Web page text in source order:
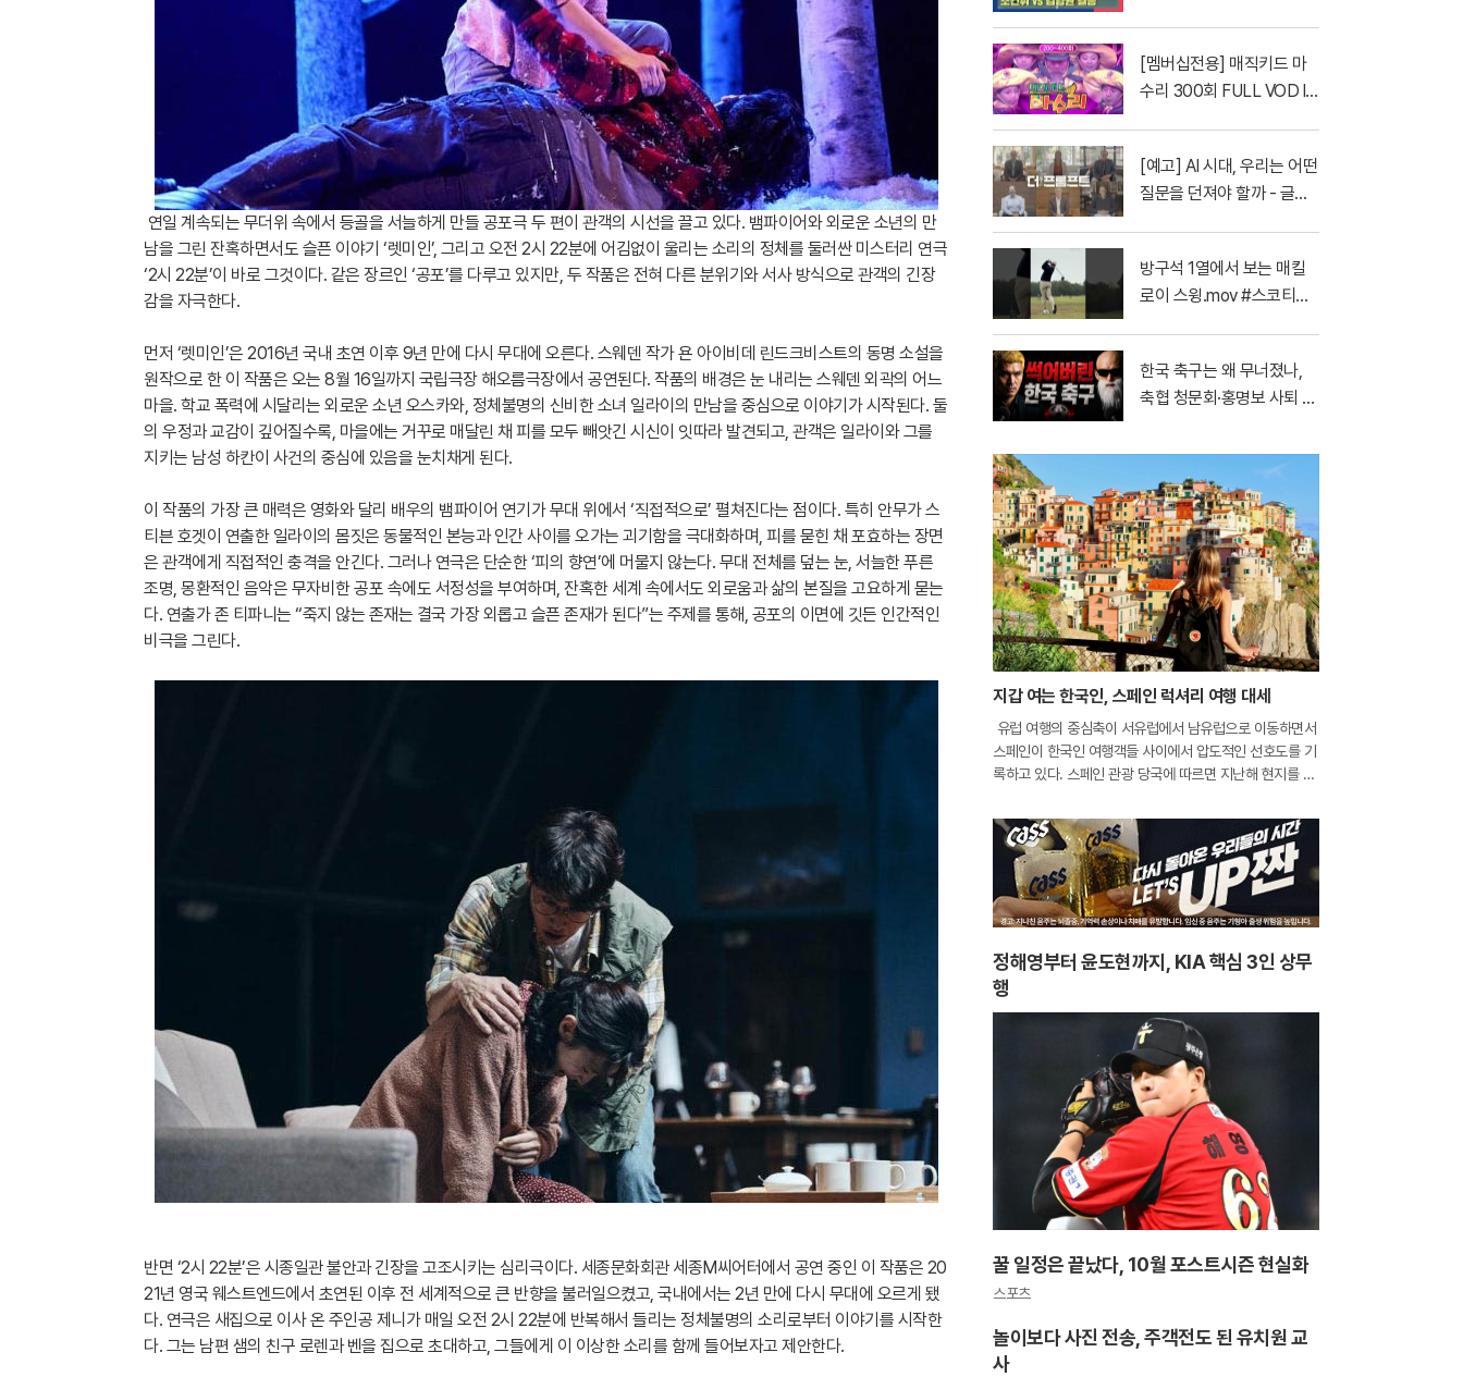
연일 계속되는 무더위 속에서 등골을 서늘하게 만들 공포극 두 편이 관객의 시선을 끌고 있다. 뱀파이어와 외로운 소년의 만
남을 그린 잔혹하면서도 슬픈 이야기 ‘렛미인’, 그리고 오전 2시 22분에 어김없이 울리는 소리의 정체를 둘러싼 미스터리 연극
‘2시 22분’이 바로 그것이다. 같은 장르인 ‘공포’를 다루고 있지만, 두 작품은 전혀 다른 분위기와 서사 방식으로 관객의 긴장
감을 자극한다.
먼저 ‘렛미인’은 2016년 국내 초연 이후 9년 만에 다시 무대에 오른다. 스웨덴 작가 욘 아이비데 린드크비스트의 동명 소설을
원작으로 한 이 작품은 오는 8월 16일까지 국립극장 해오름극장에서 공연된다. 작품의 배경은 눈 내리는 스웨덴 외곽의 어느
마을. 학교 폭력에 시달리는 외로운 소년 오스카와, 정체불명의 신비한 소녀 일라이의 만남을 중심으로 이야기가 시작된다. 둘
의 우정과 교감이 깊어질수록, 마을에는 거꾸로 매달린 채 피를 모두 빼앗긴 시신이 잇따라 발견되고, 관객은 일라이와 그를
지키는 남성 하칸이 사건의 중심에 있음을 눈치채게 된다.
이 작품의 가장 큰 매력은 영화와 달리 배우의 뱀파이어 연기가 무대 위에서 ‘직접적으로’ 펼쳐진다는 점이다. 특히 안무가 스
티븐 호겟이 연출한 일라이의 몸짓은 동물적인 본능과 인간 사이를 오가는 괴기함을 극대화하며, 피를 묻힌 채 포효하는 장면
은 관객에게 직접적인 충격을 안긴다. 그러나 연극은 단순한 ‘피의 향연’에 머물지 않는다. 무대 전체를 덮는 눈, 서늘한 푸른
조명, 몽환적인 음악은 무자비한 공포 속에도 서정성을 부여하며, 잔혹한 세계 속에서도 외로움과 삶의 본질을 고요하게 묻는
다. 연출가 존 티파니는 “죽지 않는 존재는 결국 가장 외롭고 슬픈 존재가 된다”는 주제를 통해, 공포의 이면에 깃든 인간적인
비극을 그린다.
반면 ‘2시 22분’은 시종일관 불안과 긴장을 고조시키는 심리극이다. 세종문화회관 세종M씨어터에서 공연 중인 이 작품은 20
21년 영국 웨스트엔드에서 초연된 이후 전 세계적으로 큰 반향을 불러일으켰고, 국내에서는 2년 만에 다시 무대에 오르게 됐
다. 연극은 새집으로 이사 온 주인공 제니가 매일 오전 2시 22분에 반복해서 들리는 정체불명의 소리로부터 이야기를 시작한
다. 그는 남편 샘의 친구 로렌과 벤을 집으로 초대하고, 그들에게 이 이상한 소리를 함께 들어보자고 제안한다.
[멤버십전용] 매직키드 마
수리 300회 FULL VOD l K
[예고] AI 시대, 우리는 어떤
질문을 던져야 할까 - 글로
방구석 1열에서 보는 매킬
로이 스윙.mov #스코티시
한국 축구는 왜 무너졌나,
축협 청문회·홍명보 사퇴 ｜
결승 전 마지막 토론
지갑 여는 한국인, 스페인 럭셔리 여행 대세
유럽 여행의 중심축이 서유럽에서 남유럽으로 이동하면서
스페인이 한국인 여행객들 사이에서 압도적인 선호도를 기
록하고 있다. 스페인 관광 당국에 따르면 지난해 현지를 방
성장률을 보였다. 이는 전 세계 평균 성장세를 세 배 이상
웃도는 수치로, 한국 시장이 아
정해영부터 윤도현까지, KIA 핵심 3인 상무
행
꿀 일정은 끝났다, 10월 포스트시즌 현실화
스포츠
놀이보다 사진 전송, 주객전도 된 유치원 교
사